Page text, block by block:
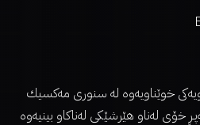
دۆلارى و ڕابـردوويەكى خوێناويەوە لە سنورى مەكسيك
خۆی لەناو هێرشێکی لەناکاو بینیەوە